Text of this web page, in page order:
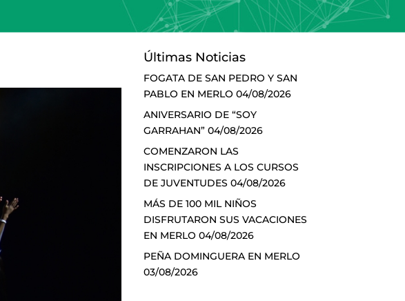
Últimas Noticias
FOGATA DE SAN PEDRO Y SAN
PABLO EN MERLO 04/08/2026
ANIVERSARIO DE “SOY
GARRAHAN” 04/08/2026
COMENZARON LAS
INSCRIPCIONES A LOS CURSOS
DE JUVENTUDES 04/08/2026
MÁS DE 100 MIL NIÑOS
DISFRUTARON SUS VACACIONES
EN MERLO 04/08/2026
PEÑA DOMINGUERA EN MERLO
03/08/2026